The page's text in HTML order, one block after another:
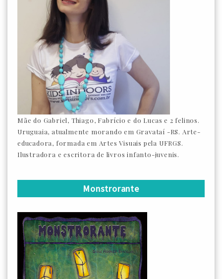
Mãe do Gabriel, Thiago, Fabrício e do Lucas e 2 felinos.
Uruguaia, atualmente morando em Gravataí -RS. Arte-
educadora, formada em Artes Visuais pela UFRGS.
Ilustradora e escritora de livros infanto-juvenis.
Monstrorante